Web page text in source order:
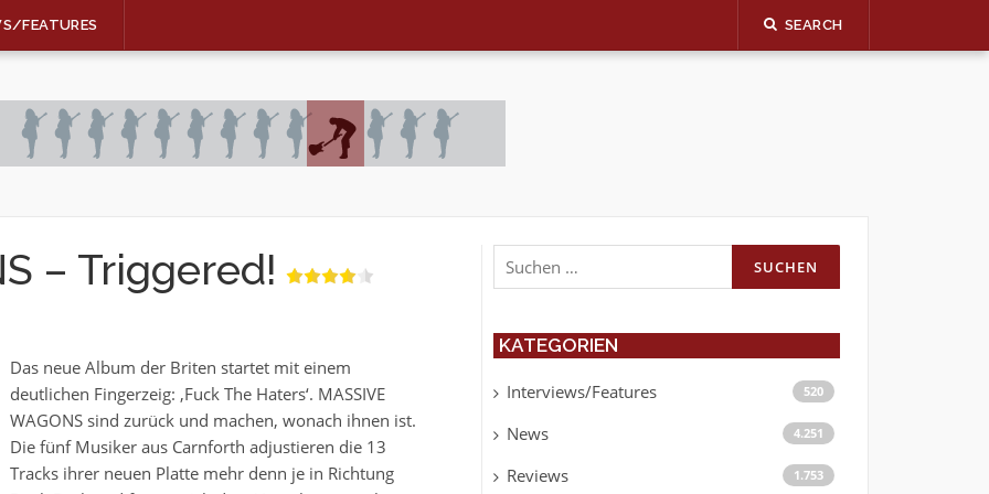
FEATURES SEARCH
– Triggered!
Das neue Album der Briten startet mit einem
deutlichen Fingerzeig: ,Fuck The Haters‘. MASSIVE
WAGONS sind zurück und machen, wonach ihnen ist.
Die fünf Musiker aus Carnforth adjustieren die 13
Tracks ihrer neuen Platte mehr denn je in Richtung
Suchen
nach:
KATEGORIEN
Interviews/Features 520
News 4.251
Reviews 1.753